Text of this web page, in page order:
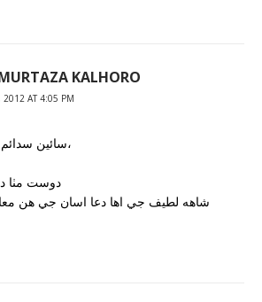
KALHORO
2012 AT 4:05 PM
سائين سدائم ڪرين مٿي سنڌ سڪار،
دوست مٺا
شاهه لطيف جي اها دعا اسان جي هن